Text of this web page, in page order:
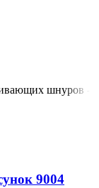
шнуров -
9004